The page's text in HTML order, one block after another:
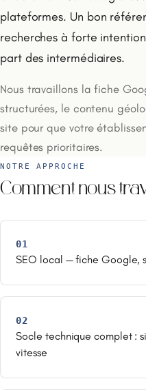
plateformes. Un bon
recherches à forte
part des intermédiaires.
Nous travaillons la fiche
structurées, le contenu
site pour que votre
requêtes prioritaires.
NOTRE APPROCHE
Comment nous
01
SEO local — fiche Google,
02
Socle technique complet :
vitesse